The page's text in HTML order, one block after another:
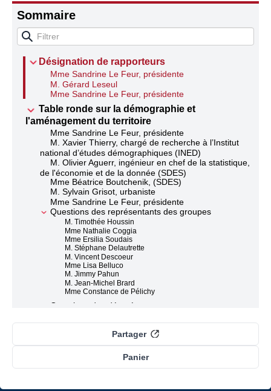
Sommaire
Désignation de rapporteurs
Mme Sandrine Le Feur, présidente
M. Gérard Leseul
Mme Sandrine Le Feur, présidente
Table ronde sur la démographie et
l'aménagement du territoire
Mme Sandrine Le Feur, présidente
M. Xavier Thierry, chargé de recherche à l’Institut
national d’études démographiques (INED)
M. Olivier Aguerr, ingénieur en chef de la statistique,
de l'économie et de la donnée (SDES)
Mme Béatrice Boutchenik, (SDES)
M. Sylvain Grisot, urbaniste
Mme Sandrine Le Feur, présidente
Questions des représentants des groupes
M. Timothée Houssin
Mme Nathalie Coggia
Mme Ersilia Soudais
M. Stéphane Delautrette
M. Vincent Descoeur
Mme Lisa Belluco
M. Jimmy Pahun
M. Jean-Michel Brard
Mme Constance de Pélichy
Questions des députés
Mme Marie-Philippe Lubet
Mme Sylvie Ferrer
Mme Constance de Pélichy
M. Mickaël Cosson
Panier
Partager